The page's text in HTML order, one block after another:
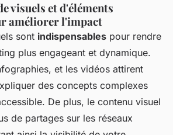
visuels et d'éléments
améliorer l'impact
sont indispensables pour rendre
plus engageant et dynamique.
et les vidéos attirent
des concepts complexes
De plus, le contenu visuel
de partages sur les réseaux